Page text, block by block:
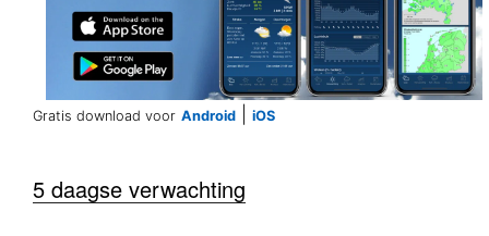
Gratis download voor Android iOS
5 daagse verwachting